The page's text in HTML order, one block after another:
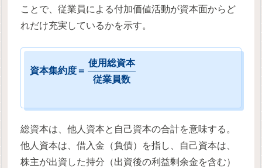
ことで、従業員による付加価値活動が資本面からど
れだけ充実しているかを示す。
資本集約度＝
使用総資本
従業員数
総資本は、他人資本と自己資本の合計を意味する。
他人資本は、借入金（負債）を指し、自己資本は、
株主が出資した持分（出資後の利益剰余金を含む）